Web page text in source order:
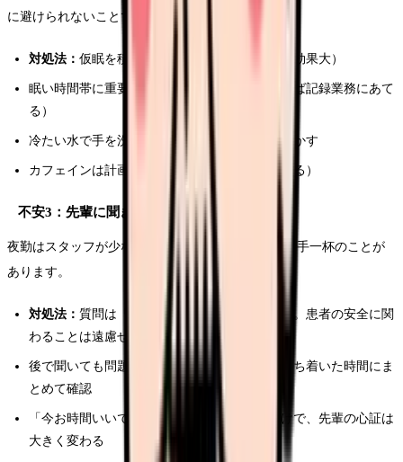
に避けられないことです。
対処法： 仮眠を積極的に取る（20分の仮眠でも効果大）
眠い時間帯に重要な判断を避ける（可能であれば記録業務にあて
る）
冷たい水で手を洗う、廊下を歩くなど身体を動かす
カフェインは計画的に摂取する（仮眠前は避ける）
不安3：先輩に聞きたいのに忙しそう
夜勤はスタッフが少ないため、先輩も自分の業務で手一杯のことが
あります。
対処法： 質問は「緊急度」で優先順位をつける。患者の安全に関
わることは遠慮せずすぐに聞く
後で聞いても問題ないことはメモしておき、落ち着いた時間にま
とめて確認
「今お時間いいですか？」の一言を添えるだけで、先輩の心証は
大きく変わる